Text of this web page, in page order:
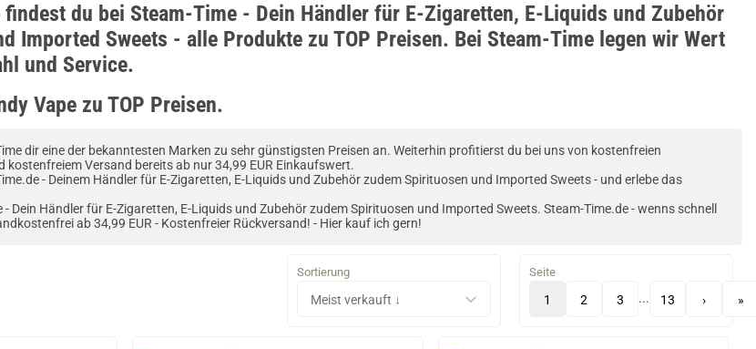
findest du bei Steam-Time - Dein Händler für E-Zigaretten, E-Liquids und Zubehör
Imported Sweets - alle Produkte zu TOP Preisen. Bei Steam-Time legen wir Wert
und Service.
Vape zu TOP Preisen.
dir eine der bekanntesten Marken zu sehr günstigsten Preisen an. Weiterhin profitierst du bei uns von kostenfreien
kostenfreiem Versand bereits ab nur 34,99 EUR Einkaufswert.
- Deinem Händler für E-Zigaretten, E-Liquids und Zubehör zudem Spirituosen und Imported Sweets - und erlebe das
Dein Händler für E-Zigaretten, E-Liquids und Zubehör zudem Spirituosen und Imported Sweets. Steam-Time.de - wenns schnell
ab 34,99 EUR - Kostenfreier Rückversand! - Hier kauf ich gern!
Sortierung Seite
1 2 3 ... 13 › »